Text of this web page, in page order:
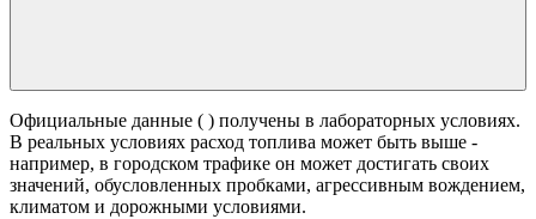
Официальные данные ( ) получены в лабораторных условиях.
В реальных условиях расход топлива может быть выше -
например, в городском трафике он может достигать своих
значений, обусловленных пробками, агрессивным вождением,
климатом и дорожными условиями.